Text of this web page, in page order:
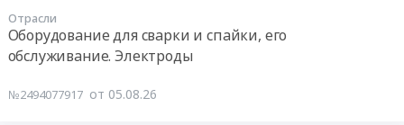
8/55
Отрасли
Оборудование для сварки и спайки, его
обслуживание. Электроды
№2494077917 от 05.08.26